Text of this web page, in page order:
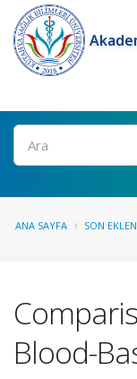
Ara
ANA SAYFA SON
Blood-